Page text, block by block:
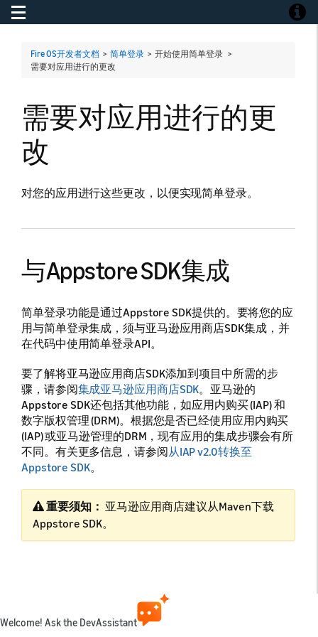
Toggle navigation
Fire OS开发者文档 > 简单登录 > 开始使用简单登录 >
需要对应用进行的更改
需要对应用进行的更
改
对您的应用进行这些更改，以便实现简单登录。
与Appstore SDK集成
简单登录功能是通过Appstore SDK提供的。要将您的应
用与简单登录集成，须与亚马逊应用商店SDK集成，并
在代码中使用简单登录API。
要了解将亚马逊应用商店SDK添加到项目中所需的步
骤，请参阅集成亚马逊应用商店SDK。亚马逊的
Appstore SDK还包括其他功能，如应用内购买 (IAP) 和
数字版权管理 (DRM)。根据您是否已经使用应用内购买
(IAP) 或亚马逊管理的DRM，现有应用的集成步骤会有所
不同。有关更多信息，请参阅从IAP v2.0转换至
Appstore SDK。
重要须知： 亚马逊应用商店建议从Maven下载
Appstore SDK。
SDK中的程序包 com.amazon.device.simplesignin
Welcome! Ask the DevAssistant